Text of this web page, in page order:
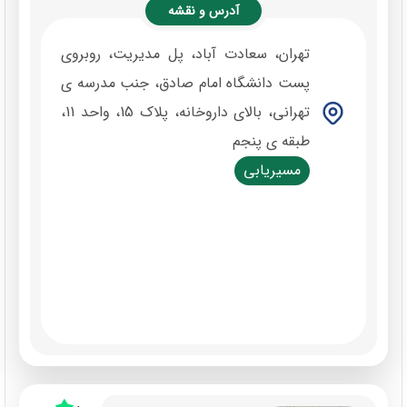
آدرس و نقشه
تهران، سعادت آباد، پل مدیریت، روبروی
پست دانشگاه امام صادق، جنب مدرسه ی
تهرانی، بالای داروخانه، پلاک 15، واحد 11،
طبقه ی پنجم
مسیریابی